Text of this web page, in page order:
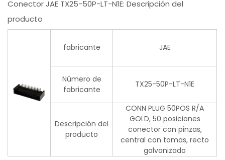
Conector JAE TX25-50P-LT-N1E: Descripción del
producto
fabricante JAE
Número de
fabricante
TX25-50P-LT-N1E
Descripción del
producto
CONN PLUG 50POS R/A
GOLD, 50 posiciones
conector con pinzas,
central con tomas, recto
galvanizado